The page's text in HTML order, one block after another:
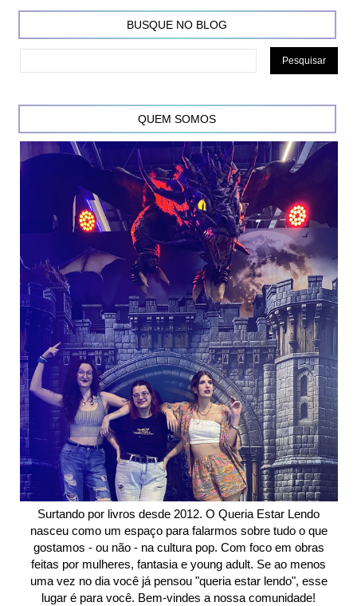
BUSQUE NO BLOG
QUEM SOMOS
Surtando por livros desde 2012. O Queria Estar Lendo
nasceu como um espaço para falarmos sobre tudo o que
gostamos - ou não - na cultura pop. Com foco em obras
feitas por mulheres, fantasia e young adult. Se ao menos
uma vez no dia você já pensou "queria estar lendo", esse
lugar é para você. Bem-vindes a nossa comunidade!